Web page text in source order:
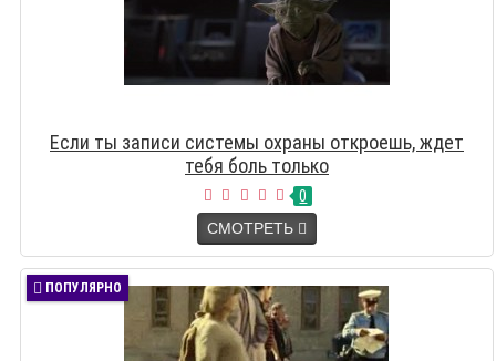
Если ты записи системы охраны откроешь, ждет
тебя боль только
0
СМОТРЕТЬ
ПОПУЛЯРНО